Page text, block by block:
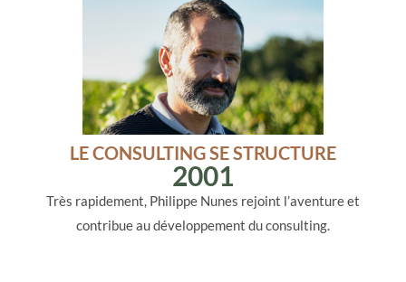
LE CONSULTING SE STRUCTURE
2001
Très rapidement, Philippe Nunes rejoint l’aventure et
contribue au développement du consulting.